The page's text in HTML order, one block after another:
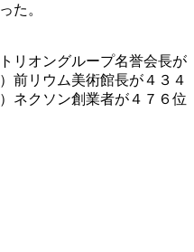
た。
リオングループ名誉会長が
前リウム美術館長が４３４
ネクソン創業者が４７６位